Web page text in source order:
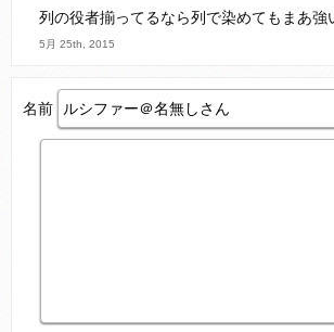
列の役者揃ってるなら列で染めてもまあ強
5月 25th, 2015
名前